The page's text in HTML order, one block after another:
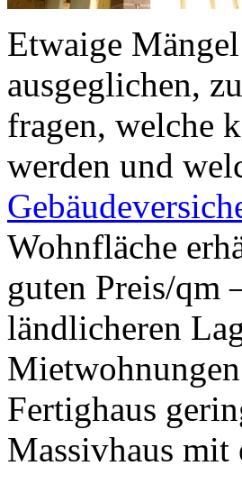
Etwaige
ausgeglichen,
fragen, welche
werden und
Wohnfläche
guten Preis/qm
ländlicheren
Fertighaus
Massivhaus mit